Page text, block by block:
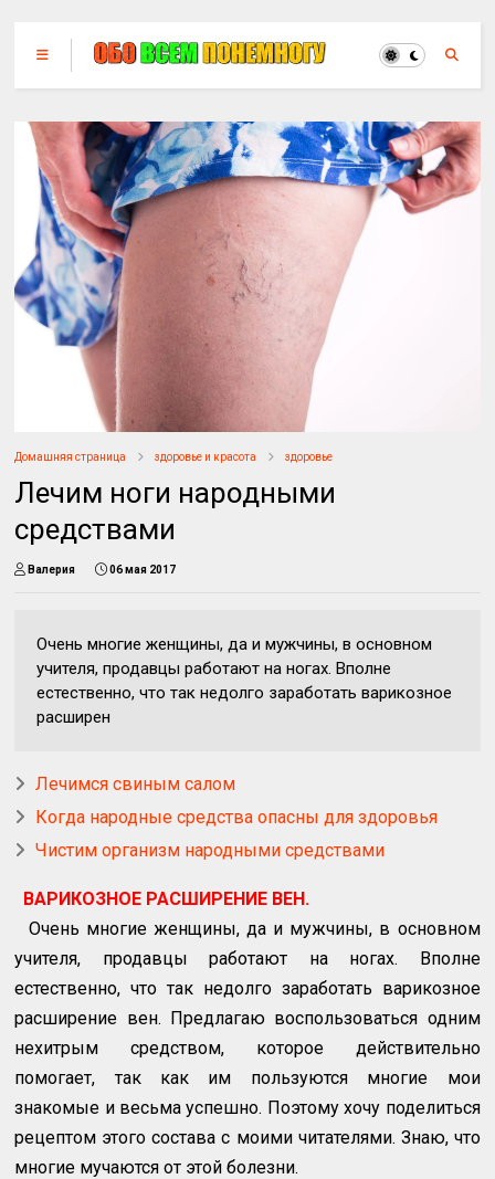
Домашняя страница здоровье и красота здоровье
Лечим ноги народными
средствами
Валерия 06 мая 2017
Очень многие женщины, да и мужчины, в основном
учителя, продавцы работают на ногах. Вполне
естественно, что так недолго заработать варикозное
расширен
Лечимся свиным салом
Когда народные средства опасны для здоровья
Чистим организм народными средствами
ВАРИКОЗНОЕ РАСШИРЕНИЕ ВЕН.
Очень многие женщины, да и мужчины, в основном
учителя, продавцы работают на ногах. Вполне
естественно, что так недолго заработать варикозное
расширение вен. Предлагаю воспользоваться одним
нехитрым средством, которое действительно
помогает, так как им пользуются многие мои
знакомые и весьма успешно. Поэтому хочу поделиться
рецептом этого состава с моими читателями. Знаю, что
многие мучаются от этой болезни.